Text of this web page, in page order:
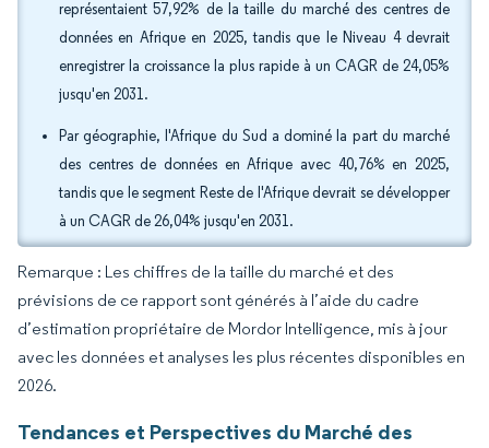
représentaient 57,92% de la taille du marché des centres de
données en Afrique en 2025, tandis que le Niveau 4 devrait
enregistrer la croissance la plus rapide à un CAGR de 24,05%
jusqu'en 2031.
Par géographie, l'Afrique du Sud a dominé la part du marché
des centres de données en Afrique avec 40,76% en 2025,
tandis que le segment Reste de l'Afrique devrait se développer
à un CAGR de 26,04% jusqu'en 2031.
Remarque : Les chiffres de la taille du marché et des
prévisions de ce rapport sont générés à l’aide du cadre
d’estimation propriétaire de Mordor Intelligence, mis à jour
avec les données et analyses les plus récentes disponibles en
2026.
Tendances et Perspectives du Marché des